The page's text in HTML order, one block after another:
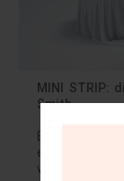
MINI STRIP:
Smith
El MINI
estreno
vehículo